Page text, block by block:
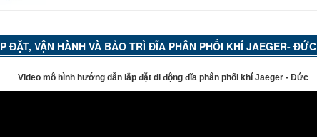
ĐẶT, VẬN HÀNH VÀ BẢO TRÌ ĐĨA PHÂN PHỐI KHÍ JAEGER- ĐỨC
Video mô hình hướng dẫn lắp đặt di động đĩa phân phối khí Jaeger - Đức